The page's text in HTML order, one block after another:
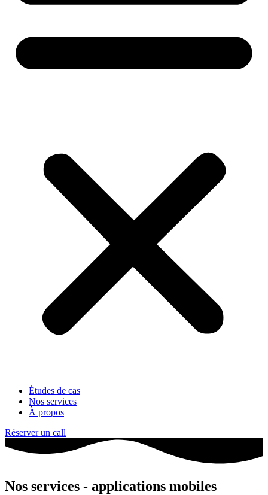
Études de cas
Nos services
À propos
Réserver un call
Nos services - applications mobiles